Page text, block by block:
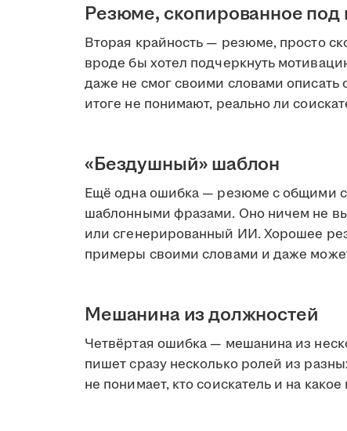
Резюме, скопированное под
Вторая крайность — резюме, просто
вроде бы хотел подчеркнуть
даже не смог своими словами
итоге не понимают, реально ли
«Бездушный» шаблон
Ещё одна ошибка — резюме с общими
шаблонными фразами. Оно ничем не
или сгенерированный ИИ. Хорошее
примеры своими словами и даже
Мешанина из должностей
Четвёртая ошибка — мешанина из
пишет сразу несколько ролей из
не понимает, кто соискатель и на